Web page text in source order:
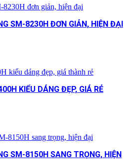
SM-8230H ĐƠN GIẢN, HIỆN ĐẠI
KIỂU DÁNG ĐẸP, GIÁ RẺ
SM-8150H SANG TRỌNG, HIỆN